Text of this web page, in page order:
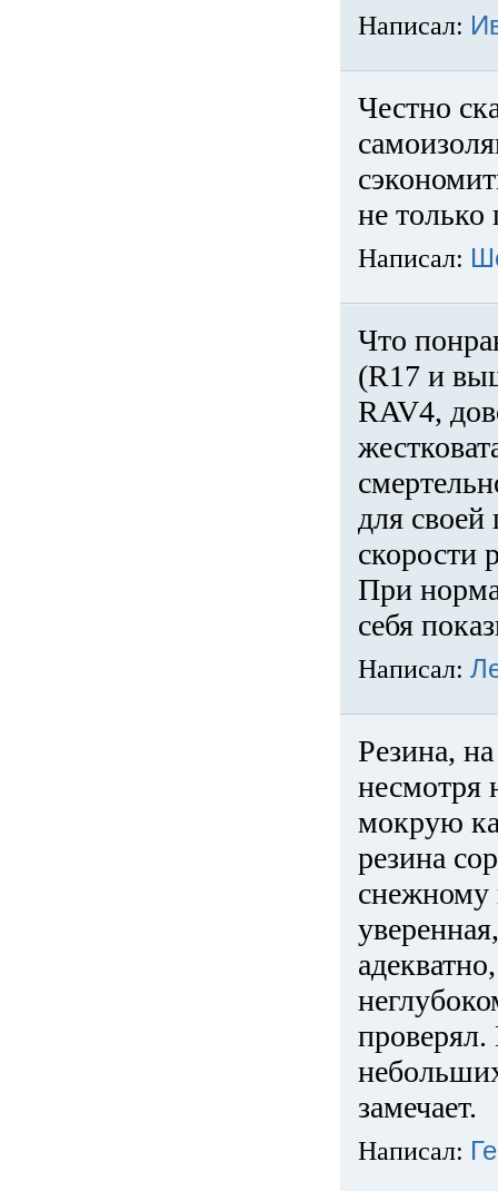
Написал:
Честно
не только
Написал:
Что
(R17 и
RAV4,
для
скорости
При
себя
Написал:
Резина,
несмотря
мокрую
резина
снежному
замечает.
Написал: